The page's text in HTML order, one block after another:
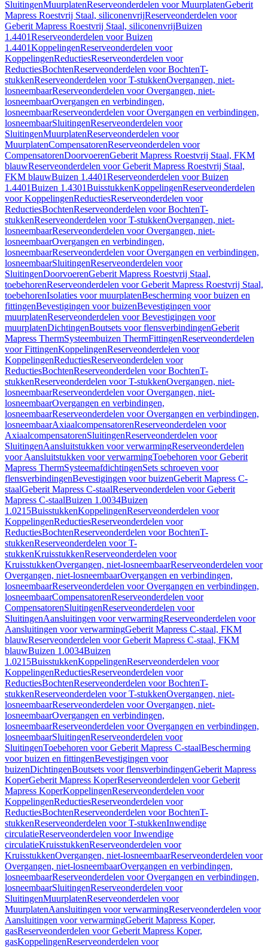
SluitingenMuurplatenReserveonderdelen voor MuurplatenGeberit
Mapress Roestvrij Staal, siliconenvrijReserveonderdelen voor
Geberit Mapress Roestvrij Staal, siliconenvrijBuizen
1.4401Reserveonderdelen voor Buizen
1.4401KoppelingenReserveonderdelen voor
KoppelingenReductiesReserveonderdelen voor
ReductiesBochtenReserveonderdelen voor BochtenT-
stukkenReserveonderdelen voor T-stukkenOvergangen, niet-
losneembaarReserveonderdelen voor Overgangen, niet-
losneembaarOvergangen en verbindingen,
losneembaarReserveonderdelen voor Overgangen en verbindingen,
losneembaarSluitingenReserveonderdelen voor
SluitingenMuurplatenReserveonderdelen voor
MuurplatenCompensatorenReserveonderdelen voor
CompensatorenDoorvoerenGeberit Mapress Roestvrij Staal, FKM
blauwReserveonderdelen voor Geberit Mapress Roestvrij Staal,
FKM blauwBuizen 1.4401Reserveonderdelen voor Buizen
1.4401Buizen 1.4301BuisstukkenKoppelingenReserveonderdelen
voor KoppelingenReductiesReserveonderdelen voor
ReductiesBochtenReserveonderdelen voor BochtenT-
stukkenReserveonderdelen voor T-stukkenOvergangen, niet-
losneembaarReserveonderdelen voor Overgangen, niet-
losneembaarOvergangen en verbindingen,
losneembaarReserveonderdelen voor Overgangen en verbindingen,
losneembaarSluitingenReserveonderdelen voor
SluitingenDoorvoerenGeberit Mapress Roestvrij Staal,
toebehorenReserveonderdelen voor Geberit Mapress Roestvrij Staal,
toebehorenIsolaties voor muurplatenBescherming voor buizen en
fittingenBevestigingen voor buizenBevestigingen voor
muurplatenReserveonderdelen voor Bevestigingen voor
muurplatenDichtingenBoutsets voor flensverbindingenGeberit
Mapress ThermSysteembuizen ThermFittingenReserveonderdelen
voor FittingenKoppelingenReserveonderdelen voor
KoppelingenReductiesReserveonderdelen voor
ReductiesBochtenReserveonderdelen voor BochtenT-
stukkenReserveonderdelen voor T-stukkenOvergangen, niet-
losneembaarReserveonderdelen voor Overgangen, niet-
losneembaarOvergangen en verbindingen,
losneembaarReserveonderdelen voor Overgangen en verbindingen,
losneembaarAxiaalcompensatorenReserveonderdelen voor
AxiaalcompensatorenSluitingenReserveonderdelen voor
SluitingenAansluitstukken voor verwarmingReserveonderdelen
voor Aansluitstukken voor verwarmingToebehoren voor Geberit
Mapress ThermSysteemafdichtingenSets schroeven voor
flensverbindingenBevestigingen voor buizenGeberit Mapress C-
staalGeberit Mapress C-staalReserveonderdelen voor Geberit
Mapress C-staalBuizen 1.0034Buizen
1.0215BuisstukkenKoppelingenReserveonderdelen voor
KoppelingenReductiesReserveonderdelen voor
ReductiesBochtenReserveonderdelen voor BochtenT-
stukkenReserveonderdelen voor T-
stukkenKruisstukkenReserveonderdelen voor
KruisstukkenOvergangen, niet-losneembaarReserveonderdelen voor
Overgangen, niet-losneembaarOvergangen en verbindingen,
losneembaarReserveonderdelen voor Overgangen en verbindingen,
losneembaarCompensatorenReserveonderdelen voor
CompensatorenSluitingenReserveonderdelen voor
SluitingenAansluitingen voor verwarmingReserveonderdelen voor
Aansluitingen voor verwarmingGeberit Mapress C-staal, FKM
blauwReserveonderdelen voor Geberit Mapress C-staal, FKM
blauwBuizen 1.0034Buizen
1.0215BuisstukkenKoppelingenReserveonderdelen voor
KoppelingenReductiesReserveonderdelen voor
ReductiesBochtenReserveonderdelen voor BochtenT-
stukkenReserveonderdelen voor T-stukkenOvergangen, niet-
losneembaarReserveonderdelen voor Overgangen, niet-
losneembaarOvergangen en verbindingen,
losneembaarReserveonderdelen voor Overgangen en verbindingen,
losneembaarSluitingenReserveonderdelen voor
SluitingenToebehoren voor Geberit Mapress C-staalBescherming
voor buizen en fittingenBevestigingen voor
buizenDichtingenBoutsets voor flensverbindingenGeberit Mapress
KoperGeberit Mapress KoperReserveonderdelen voor Geberit
Mapress KoperKoppelingenReserveonderdelen voor
KoppelingenReductiesReserveonderdelen voor
ReductiesBochtenReserveonderdelen voor BochtenT-
stukkenReserveonderdelen voor T-stukkenInwendige
circulatieReserveonderdelen voor Inwendige
circulatieKruisstukkenReserveonderdelen voor
KruisstukkenOvergangen, niet-losneembaarReserveonderdelen voor
Overgangen, niet-losneembaarOvergangen en verbindingen,
losneembaarReserveonderdelen voor Overgangen en verbindingen,
losneembaarSluitingenReserveonderdelen voor
SluitingenMuurplatenReserveonderdelen voor
MuurplatenAansluitingen voor verwarmingReserveonderdelen voor
Aansluitingen voor verwarmingGeberit Mapress Koper,
gasReserveonderdelen voor Geberit Mapress Koper,
gasKoppelingenReserveonderdelen voor